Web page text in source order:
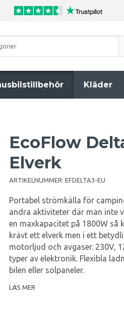
Kläder
EcoFlow
Elverk
ARTIKELNUMMER: EFDELTA3-EU
Portabel strömkälla för
andra aktiviteter där man inte
en maxkapacitet på 1800W
krävt ett elverk men i ett
motorljud och avgaser. 230V,
typer av elektronik. Flexibla
bilen eller solpaneler.
LÄS MER